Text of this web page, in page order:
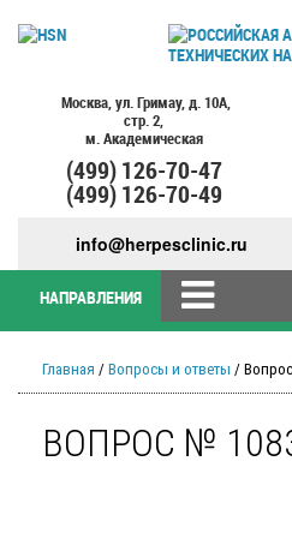
Москва, ул. Гримау, д. 10А,
стр. 2,
м. Академическая
(499)126-70-47
(499)126-70-49
info@herpesclinic.ru
НАПРАВЛЕНИЯ
Главная / Вопросы и ответы /
ВОПРОС №